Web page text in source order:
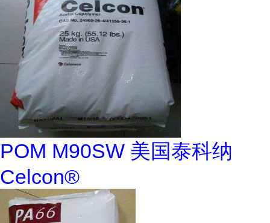
POM M90SW 美国泰科纳
Celcon®